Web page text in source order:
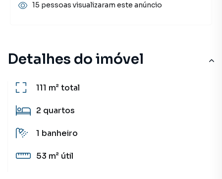
Detalhes do imóvel
111 m²total
2 quartos
1 banheiro
53 m² útil
15 pessoas visualizaram este anúncio